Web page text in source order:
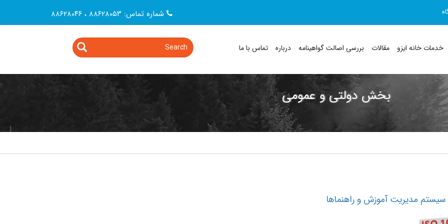
شماره تماس: ۸۸۶۲۸۰۵۳ ، ۸۸۶۲۸۰۴۶
خدمات خانه ایزو مقالات بررسی اصالت گواهینامه درباره تماس با ما
Search
Search
بخش دولتی و عمومی
سیستم مدیریت آموزش و راهنماها